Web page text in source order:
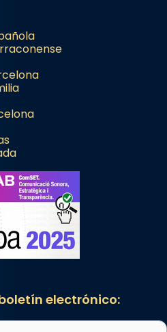
electrónico: